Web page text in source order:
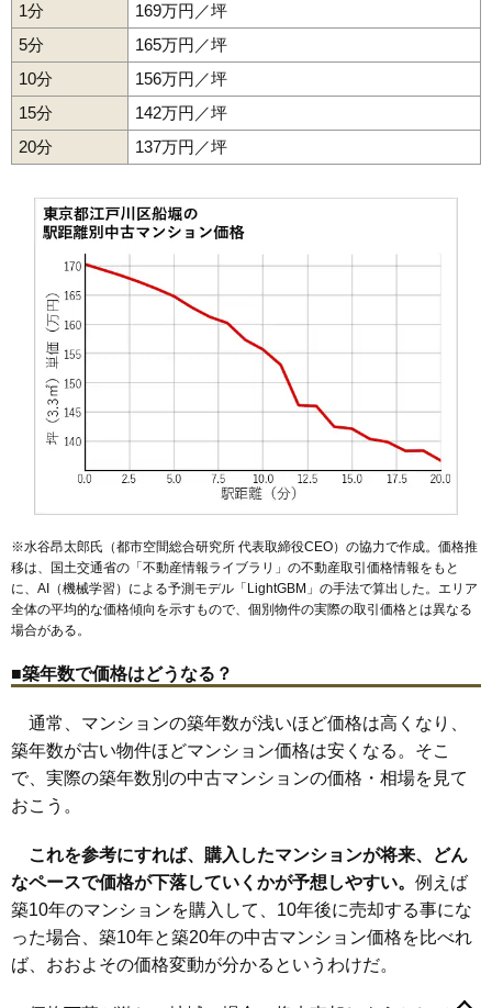
1分
169万円／坪
5分
165万円／坪
10分
156万円／坪
15分
142万円／坪
20分
137万円／坪
※水谷昂太郎氏（都市空間総合研究所 代表取締役CEO）の協力で作成。価格推
移は、国土交通省の「不動産情報ライブラリ 」の不動産取引価格情報をもと
に、AI（機械学習）による予測モデル「LightGBM」の手法で算出した。エリア
全体の平均的な価格傾向を示すもので、個別物件の実際の取引価格とは異なる
場合がある。
■築年数で価格はどうなる？
通常、マンションの築年数が浅いほど価格は高くなり、
築年数が古い物件ほどマンション価格は安くなる。そこ
で、実際の築年数別の中古マンションの価格・相場を見て
おこう。
これを参考にすれば、購入したマンションが将来、どん
なペースで価格が下落していくかが予想しやすい。 例えば
築10年のマンションを購入して、10年後に売却する事にな
った場合、築10年と築20年の中古マンション価格を比べれ
ば、おおよその価格変動が分かるというわけだ。